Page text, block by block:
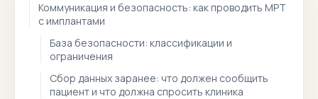
Коммуникация и безопасность: как проводить МРТ
с имплантами
База безопасности: классификации и
ограничения
Сбор данных заранее: что должен сообщить
пациент и что должна спросить клиника